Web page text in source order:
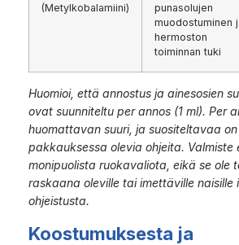
(Metylkobalamiini)
punasolujen
muodostuminen
hermoston
toiminnan tuki
Huomioi, että annostus ja ainesosien
ovat suunniteltu per annos (1 ml). Per
huomattavan suuri, ja suositeltavaa
pakkauksessa olevia ohjeita. Valmiste
monipuolista ruokavaliota, eikä se ole
raskaana oleville tai imettäville naisille
ohjeistusta.
Koostumuksesta ja